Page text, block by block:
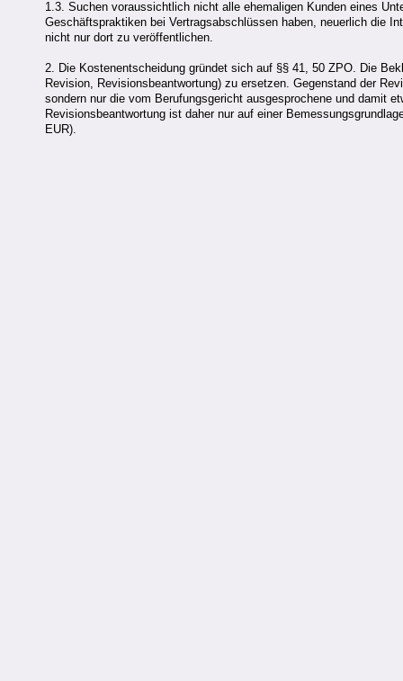
1.3. Suchen voraussichtlich nicht alle ehemaligen Kunden eines
Geschäftspraktiken bei Vertragsabschlüssen haben, neuerlich die
nicht nur dort zu veröffentlichen.
2. Die Kostenentscheidung gründet sich auf §§ 41, 50 ZPO. Die
Revision, Revisionsbeantwortung) zu ersetzen. Gegenstand der
sondern nur die vom Berufungsgericht ausgesprochene und damit
Revisionsbeantwortung ist daher nur auf einer
EUR).